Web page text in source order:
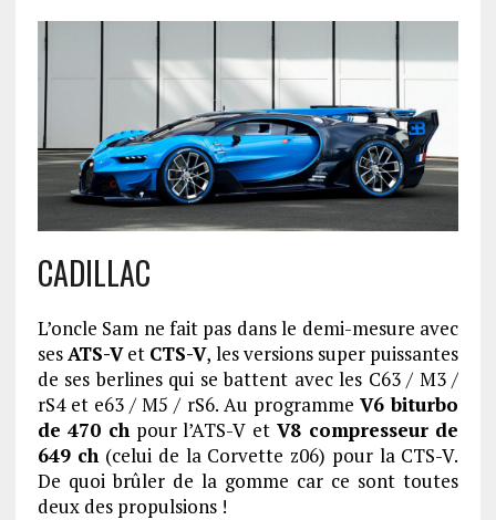
CADILLAC
L’oncle Sam ne fait pas dans le demi-mesure avec
sesATS-Vet CTS-V, les versions super puissantes
de ses berlines qui se battent avec les C63 / M3 /
rS4 et e63 / M5 / rS6. Au programmeV6 biturbo
de 470 ch pour l’ATS-V et V8 compresseur de
649 ch (celui de la Corvette z06) pour la CTS-V.
De quoi brûler de la gomme car ce sont toutes
deux des propulsions !